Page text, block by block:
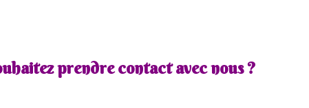
prendre contact avec nous ?